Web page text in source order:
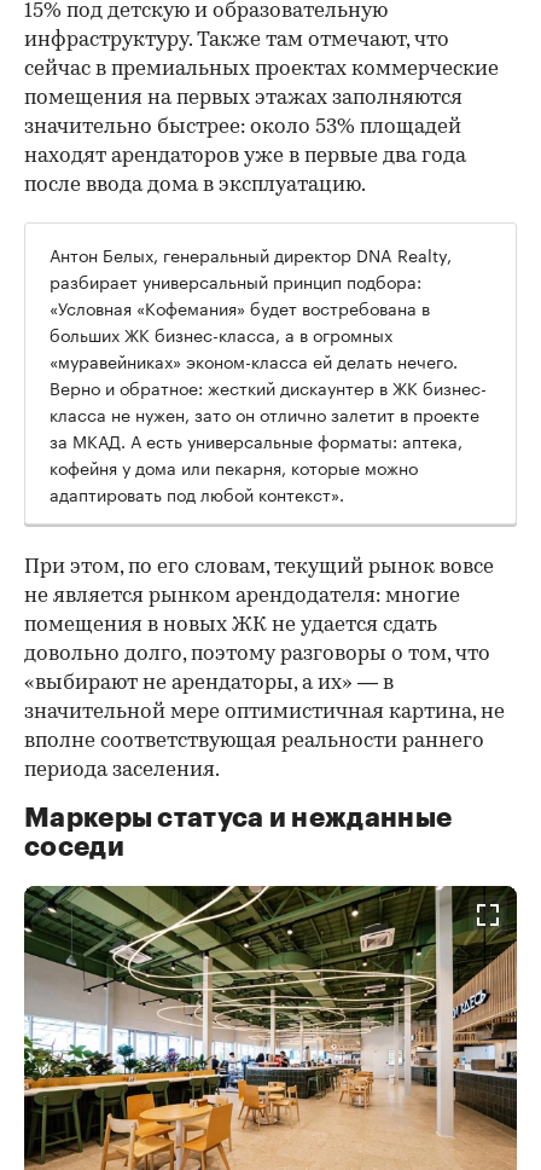
15% под детскую и образовательную
инфраструктуру. Также там отмечают, что
сейчас в премиальных проектах коммерческие
помещения на первых этажах заполняются
значительно быстрее: около 53% площадей
находят арендаторов уже в первые два года
после ввода дома в эксплуатацию.
Антон Белых, генеральный директор DNA Realty,
разбирает универсальный принцип подбора:
«Условная «Кофемания» будет востребована в
больших ЖК бизнес-класса, а в огромных
«муравейниках» эконом-класса ей делать нечего.
Верно и обратное: жесткий дискаунтер в ЖК бизнес-
класса не нужен, зато он отлично залетит в проекте
за МКАД. А есть универсальные форматы: аптека,
кофейня у дома или пекарня, которые можно
адаптировать под любой контекст».
При этом, по его словам, текущий рынок вовсе
не является рынком арендодателя: многие
помещения в новых ЖК не удается сдать
довольно долго, поэтому разговоры о том, что
«выбирают не арендаторы, а их» — в
значительной мере оптимистичная картина, не
вполне соответствующая реальности раннего
периода заселения.
Маркеры статуса и нежданные
соседи